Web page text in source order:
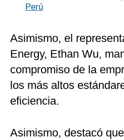
Perú
Asimismo, el
Energy, Ethan Wu,
compromiso de la
los más altos
eficiencia.
Asimismo, destacó